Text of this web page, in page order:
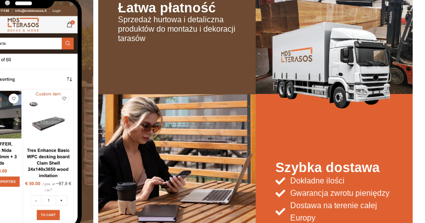
Łatwa płatność
Sprzedaż hurtowa i detaliczna
produktów do montażu i dekoracji
tarasów
Szybka dostawa
Dokładne ilości
Gwarancja zwrotu pieniędzy
Dostawa na terenie całej
Europy